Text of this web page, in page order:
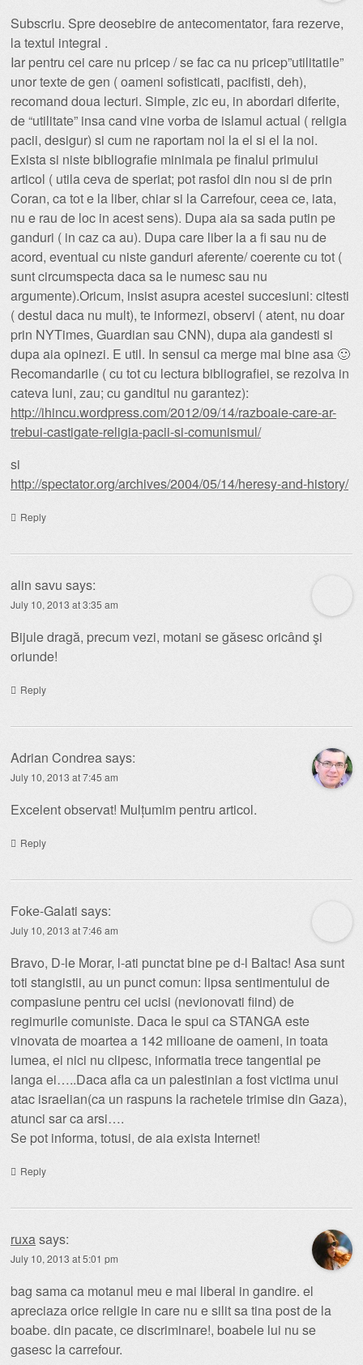
Subscriu. Spre deosebire de antecomentator, fara rezerve,
la textul integral .
Iar pentru cei care nu pricep / se fac ca nu pricep”utilitatile”
unor texte de gen ( oameni sofisticati, pacifisti, deh),
recomand doua lecturi. Simple, zic eu, in abordari diferite,
de “utilitate” insa cand vine vorba de islamul actual ( religia
pacii, desigur) si cum ne raportam noi la el si el la noi.
Exista si niste bibliografie minimala pe finalul primului
articol ( utila ceva de speriat; pot rasfoi din nou si de prin
Coran, ca tot e la liber, chiar si la Carrefour, ceea ce, iata,
nu e rau de loc in acest sens). Dupa aia sa sada putin pe
ganduri ( in caz ca au). Dupa care liber la a fi sau nu de
acord, eventual cu niste ganduri aferente/ coerente cu tot (
sunt circumspecta daca sa le numesc sau nu
argumente).Oricum, insist asupra acestei succesiuni: citesti
( destul daca nu mult), te informezi, observi ( atent, nu doar
prin NYTimes, Guardian sau CNN), dupa aia gandesti si
dupa aia opinezi. E util. In sensul ca merge mai bine asa 🙂
Recomandarile ( cu tot cu lectura bibliografiei, se rezolva in
cateva luni, zau; cu ganditul nu garantez):
http://ihincu.wordpress.com/2012/09/14/razboaie-care-ar-
trebui-castigate-religia-pacii-si-comunismul/
si
http://spectator.org/archives/2004/05/14/heresy-and-history/
Reply
alin savu says:
July 10, 2013 at 3:35 am
Bijule dragă, precum vezi, motani se găsesc oricând şi
oriunde!
Reply
Adrian Condreasays:
July 10, 2013 at 7:45 am
Excelent observat! Mulțumim pentru articol.
Reply
Foke-Galati says:
July 10, 2013 at 7:46 am
Bravo, D-le Morar, l-ati punctat bine pe d-l Baltac! Asa sunt
toti stangistii, au un punct comun: lipsa sentimentului de
compasiune pentru cei ucisi (nevionovati fiind) de
regimurile comuniste. Daca le spui ca STANGA este
vinovata de moartea a 142 milioane de oameni, in toata
lumea, ei nici nu clipesc, informatia trece tangential pe
langa ei…..Daca afla ca un palestinian a fost victima unui
atac israelian(ca un raspuns la rachetele trimise din Gaza),
atunci sar ca arsi….
Se pot informa, totusi, de aia exista Internet!
Reply
ruxasays:
July 10, 2013 at 5:01 pm
bag sama ca motanul meu e mai liberal in gandire. el
apreciaza orice religie in care nu e silit sa tina post de la
boabe. din pacate, ce discriminare!, boabele lui nu se
gasesc la carrefour.